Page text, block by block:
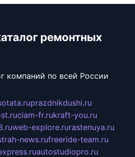
ремонтных
компаний по всей России
prazdnikdushi.ru
ciam-fr.rukraft-you.ru
web-explore.rurastenuya.ru
news.rufreeride-team.ru
autostudiopro.ru